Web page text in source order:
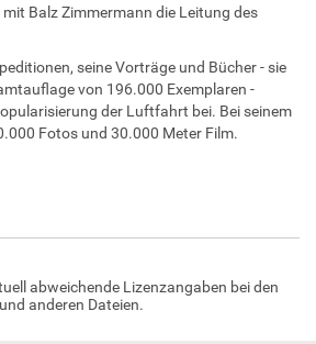
Balz Zimmermann die Leitung des
seine Vorträge und Bücher - sie
von 196.000 Exemplaren -
der Luftfahrt bei. Bei seinem
Fotos und 30.000 Meter Film.
abweichende Lizenzangaben bei den
anderen Dateien.